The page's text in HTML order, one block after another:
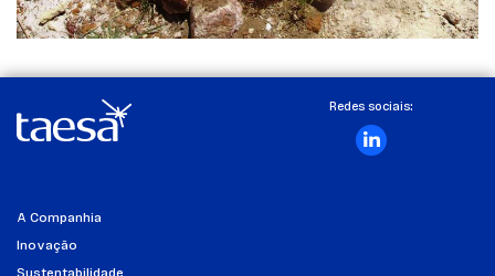
Redes sociais:
A Companhia
Inovação